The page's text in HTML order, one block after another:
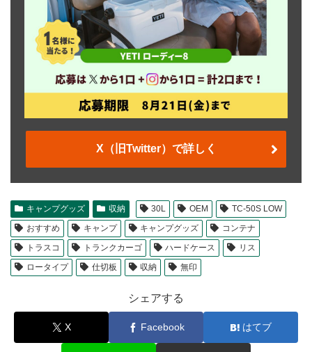
X（旧Twitter）で詳しく
キャンプグッズ 収納 30L OEM
TC-50S LOW
おすすめ
キャンプ キャンプグッズ
コンテナ
トラスコ
トランクカーゴ ハードケース
リス
ロータイプ
仕切板 収納 無印
シェアする
X Facebook はてブ